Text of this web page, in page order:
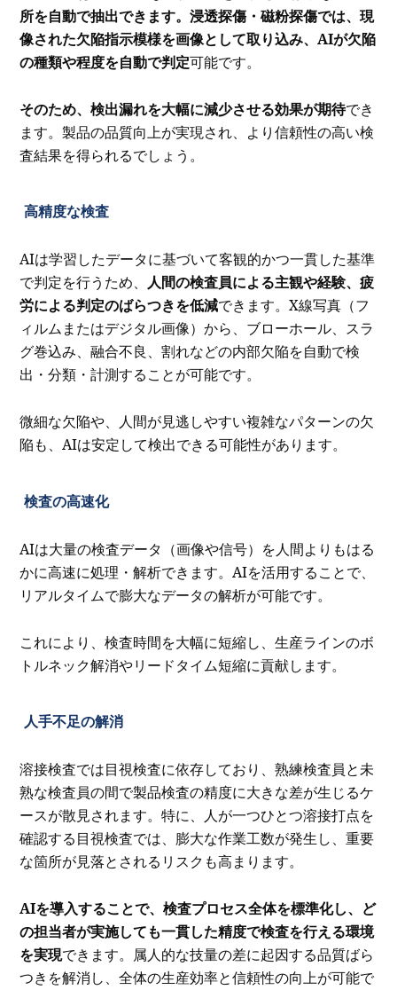
所を自動で抽出できます。浸透探傷・磁粉探傷では、現
像された欠陥指示模様を画像として取り込み、AIが欠陥
の種類や程度を自動で判定可能です。
そのため、検出漏れを大幅に減少させる効果が期待でき
ます。製品の品質向上が実現され、より信頼性の高い検
査結果を得られるでしょう。
高精度な検査
AIは学習したデータに基づいて客観的かつ一貫した基準
で判定を行うため、人間の検査員による主観や経験、疲
労による判定のばらつきを低減できます。X線写真（フ
ィルムまたはデジタル画像）から、ブローホール、スラ
グ巻込み、融合不良、割れなどの内部欠陥を自動で検
出・分類・計測することが可能です。
微細な欠陥や、人間が見逃しやすい複雑なパターンの欠
陥も、AIは安定して検出できる可能性があります。
検査の高速化
AIは大量の検査データ（画像や信号）を人間よりもはる
かに高速に処理・解析できます。AIを活用することで、
リアルタイムで膨大なデータの解析が可能です。
これにより、検査時間を大幅に短縮し、生産ラインのボ
トルネック解消やリードタイム短縮に貢献します。
人手不足の解消
溶接検査では目視検査に依存しており、熟練検査員と未
熟な検査員の間で製品検査の精度に大きな差が生じるケ
ースが散見されます。特に、人が一つひとつ溶接打点を
確認する目視検査では、膨大な作業工数が発生し、重要
な箇所が見落とされるリスクも高まります。
AIを導入することで、検査プロセス全体を標準化し、ど
の担当者が実施しても一貫した精度で検査を行える環境
を実現できます。属人的な技量の差に起因する品質ばら
つきを解消し、全体の生産効率と信頼性の向上が可能で